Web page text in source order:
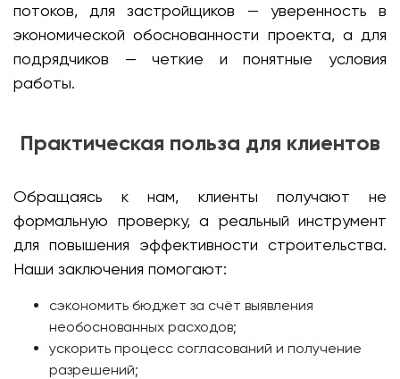
потоков, для застройщиков — уверенность в
экономической обоснованности проекта, а для
подрядчиков — четкие и понятные условия
работы.
Практическая польза для клиентов
Обращаясь к нам, клиенты получают не
формальную проверку, а реальный инструмент
для повышения эффективности строительства.
Наши заключения помогают:
сэкономить бюджет за счёт выявления
необоснованных расходов;
ускорить процесс согласований и получение
разрешений;